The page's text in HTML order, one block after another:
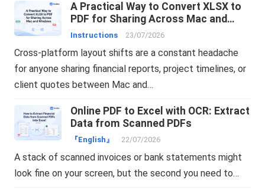
A Practical Way to Convert XLSX to
PDF for Sharing Across Mac and
Windows
Instructions 23/07/2026
Cross-platform layout shifts are a constant headache
for anyone sharing financial reports, project timelines, or
client quotes between Mac and…
Online PDF to Excel with OCR: Extract
Data from Scanned PDFs
『English』 22/07/2026
A stack of scanned invoices or bank statements might
look fine on your screen, but the second you need to…